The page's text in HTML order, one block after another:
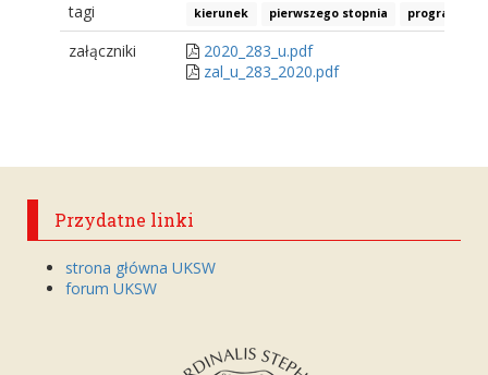
tagi
kierunek pierwszego stopnia program
załączniki
2020_283_u.pdf
zal_u_283_2020.pdf
Przydatne linki
strona główna UKSW
forum UKSW